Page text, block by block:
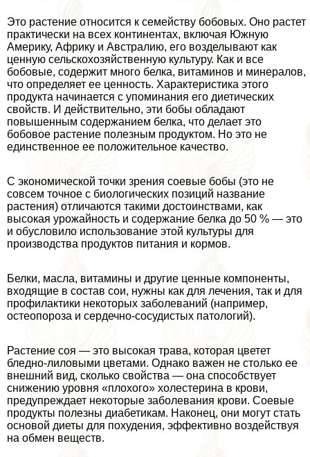
Это растение относится к семейству бобовых. Оно растет
пpaктически на всех континентах, включая Южную
Америку, Африку и Австралию, его возделывают как
ценную сельскохозяйственную культуру. Как и все
бобовые, содержит много белка, витаминов и минералов,
что определяет ее ценность. Хаpaктеристика этого
продукта начинается с упоминания его диетических
свойств. И действительно, эти бобы обладают
повышенным содержанием белка, что делает это
бобовое растение полезным продуктом. Но это не
единственное ее положительное качество.
С экономической точки зрения соевые бобы (это не
совсем точное с биологических позиций название
растения) отличаются такими достоинствами, как
высокая урожайность и содержание белка до 50 % — это
и обусловило использование этой культуры для
производства продуктов питания и кормов.
Белки, масла, витамины и другие ценные компоненты,
входящие в состав сои, нужны как для лечения, так и для
профилактики некоторых заболеваний (например,
остеопороза и сердечно-сосудистых патологий).
Растение соя — это высокая трава, которая цветет
бледно-лиловыми цветами. Однако важен не столько ее
внешний вид, сколько свойства — она способствует
снижению уровня «плохого» холестерина в крови,
предупреждает некоторые заболевания крови. Соевые
продукты полезны диабетикам. Наконец, они могут стать
основой диеты для похудения, эффективно воздействуя
на обмен веществ.